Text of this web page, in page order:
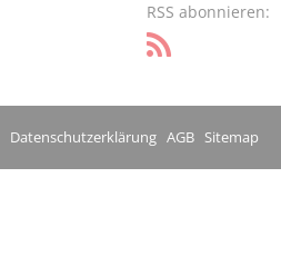
RSS abonnieren:
Datenschutzerklärung AGB Sitemap